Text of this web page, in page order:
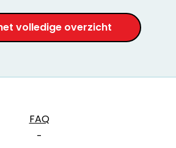
volledige overzicht
FAQ
-